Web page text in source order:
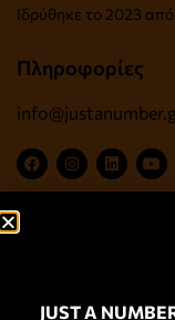
Iδρύθηκε το 2023
Πληροφορίες
JUST A